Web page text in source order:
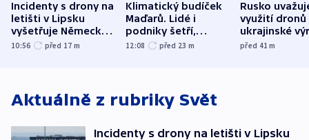
Incidenty s drony na
letišti v Lipsku
vyšetřuje Německo
jako úmyslný pokus
10:56 před 17 m
Klimatický budíček
Maďarů. Lidé i
podniky šetří,
omezuje se doprava
12:08 před 23 m
Rusko
využití dronů
ukrajinské
útokům v
před 41m
Aktuálně z rubriky Svět
Incidenty s drony na letišti v Lipsku